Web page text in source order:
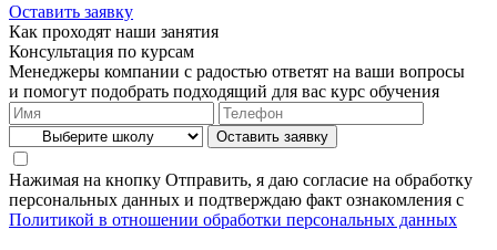
Оставить заявку
Как проходят наши занятия
Консультация по курсам
Менеджеры компании с радостью ответят на ваши вопросы
и помогут подобрать подходящий для вас курс обучения
Нажимая на кнопку Отправить, я даю согласие на обработку
персональных данных и подтверждаю факт ознакомления с
Политикой в отношении обработки персональных данных